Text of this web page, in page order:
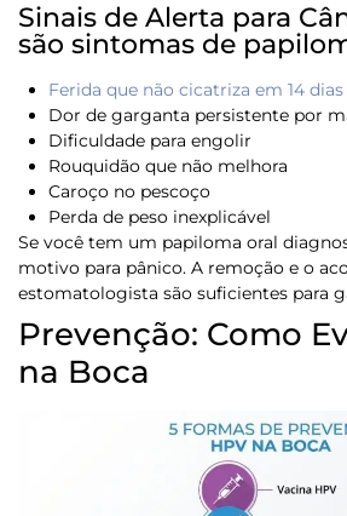
Sinais de Alerta para
são sintomas de
Ferida que não cicatriza em 14 dias
Dor de garganta persistente por
Dificuldade para engolir
Rouquidão que não melhora
Caroço no pescoço
Perda de peso inexplicável
Se você tem um papiloma oral
motivo para pânico. A remoção e o
estomatologista são suficientes para
Prevenção: Como
na Boca